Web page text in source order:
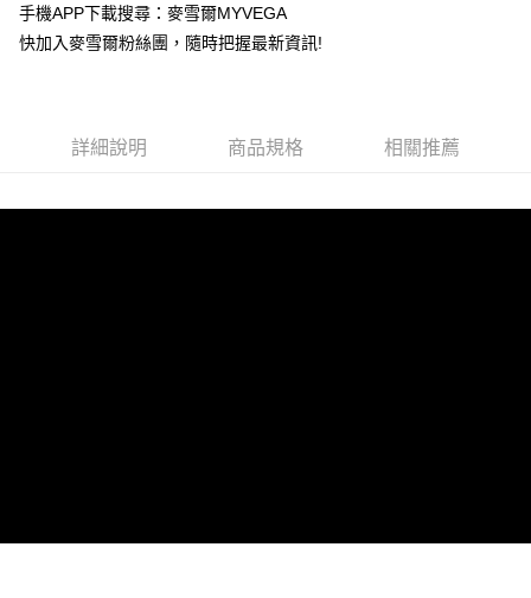
運送方式
付款後全家取貨
手機APP下載搜尋：麥雪爾MYVEGA
快加入麥雪爾粉絲團，隨時把握最新資訊!
詳細說明 商品規格 相關推薦